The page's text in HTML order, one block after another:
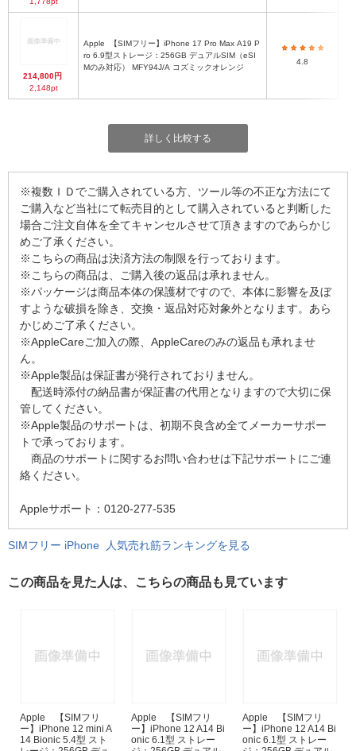
214,800円
2,148pt
Apple
ro 6.9型ストレージ：256GB デュアルSIM（eSI
Mのみ対応） MFY94J/A コズミックオレンジ
4.8
詳しく比較する
※複数ＩＤでご購入されている方、ツール等の不正な方法にて
ご購入など当社にて転売目的として購入されていると判断した
場合ご注文自体を全てキャンセルさせて頂きますのであらかじ
めご了承ください。
※こちらの商品は決済方法の制限を行っております。
※こちらの商品は、ご購入後の返品は承れません。
※パッケージは商品本体の保護材ですので、本体に影響を及ぼ
すような破損を除き、交換・返品対応対象外となります。あら
かじめご了承ください。
※AppleCareご加入の際、AppleCareのみの返品も承れませ
ん。
※Apple製品は保証書が発行されておりません。
配送時添付の納品書が保証書の代用となりますので大切に保
管してください。
※Apple製品のサポートは、初期不良含め全てメーカーサポー
トで承っております。
商品のサポートに関するお問い合わせは下記サポートにご連
絡ください。
Appleサポート：0120-277-535
SIMフリー iPhone 人気売れ筋ランキングを見る
この商品を見た人は、こちらの商品も見ています
Apple 【SIMフリ
ー】iPhone 12 mini A
14 Bionic 5.4型 スト
Apple 【SIMフリ
ー】iPhone 12 A14 Bi
onic 6.1型 ストレー
Apple 【SIMフリ
ー】iPhone 12 A14 Bi
onic 6.1型 ストレー